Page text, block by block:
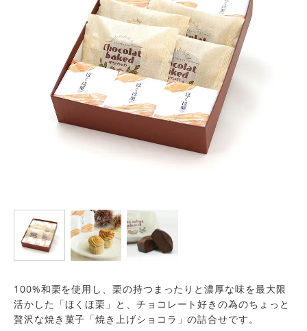
100%和栗を使用し、栗の持つまったりと濃厚な味を最大限
活かした「ほくほ栗」と、チョコレート好きの為のちょっと
贅沢な焼き菓子「焼き上げショコラ」の詰合せです。